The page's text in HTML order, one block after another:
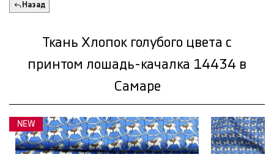
Назад
Ткань Хлопок голубого цвета с
принтом лошадь-качалка 14434 в
Самаре
NEW